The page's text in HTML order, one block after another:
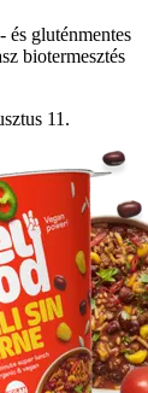
és gluténmentes
biotermesztés
11.